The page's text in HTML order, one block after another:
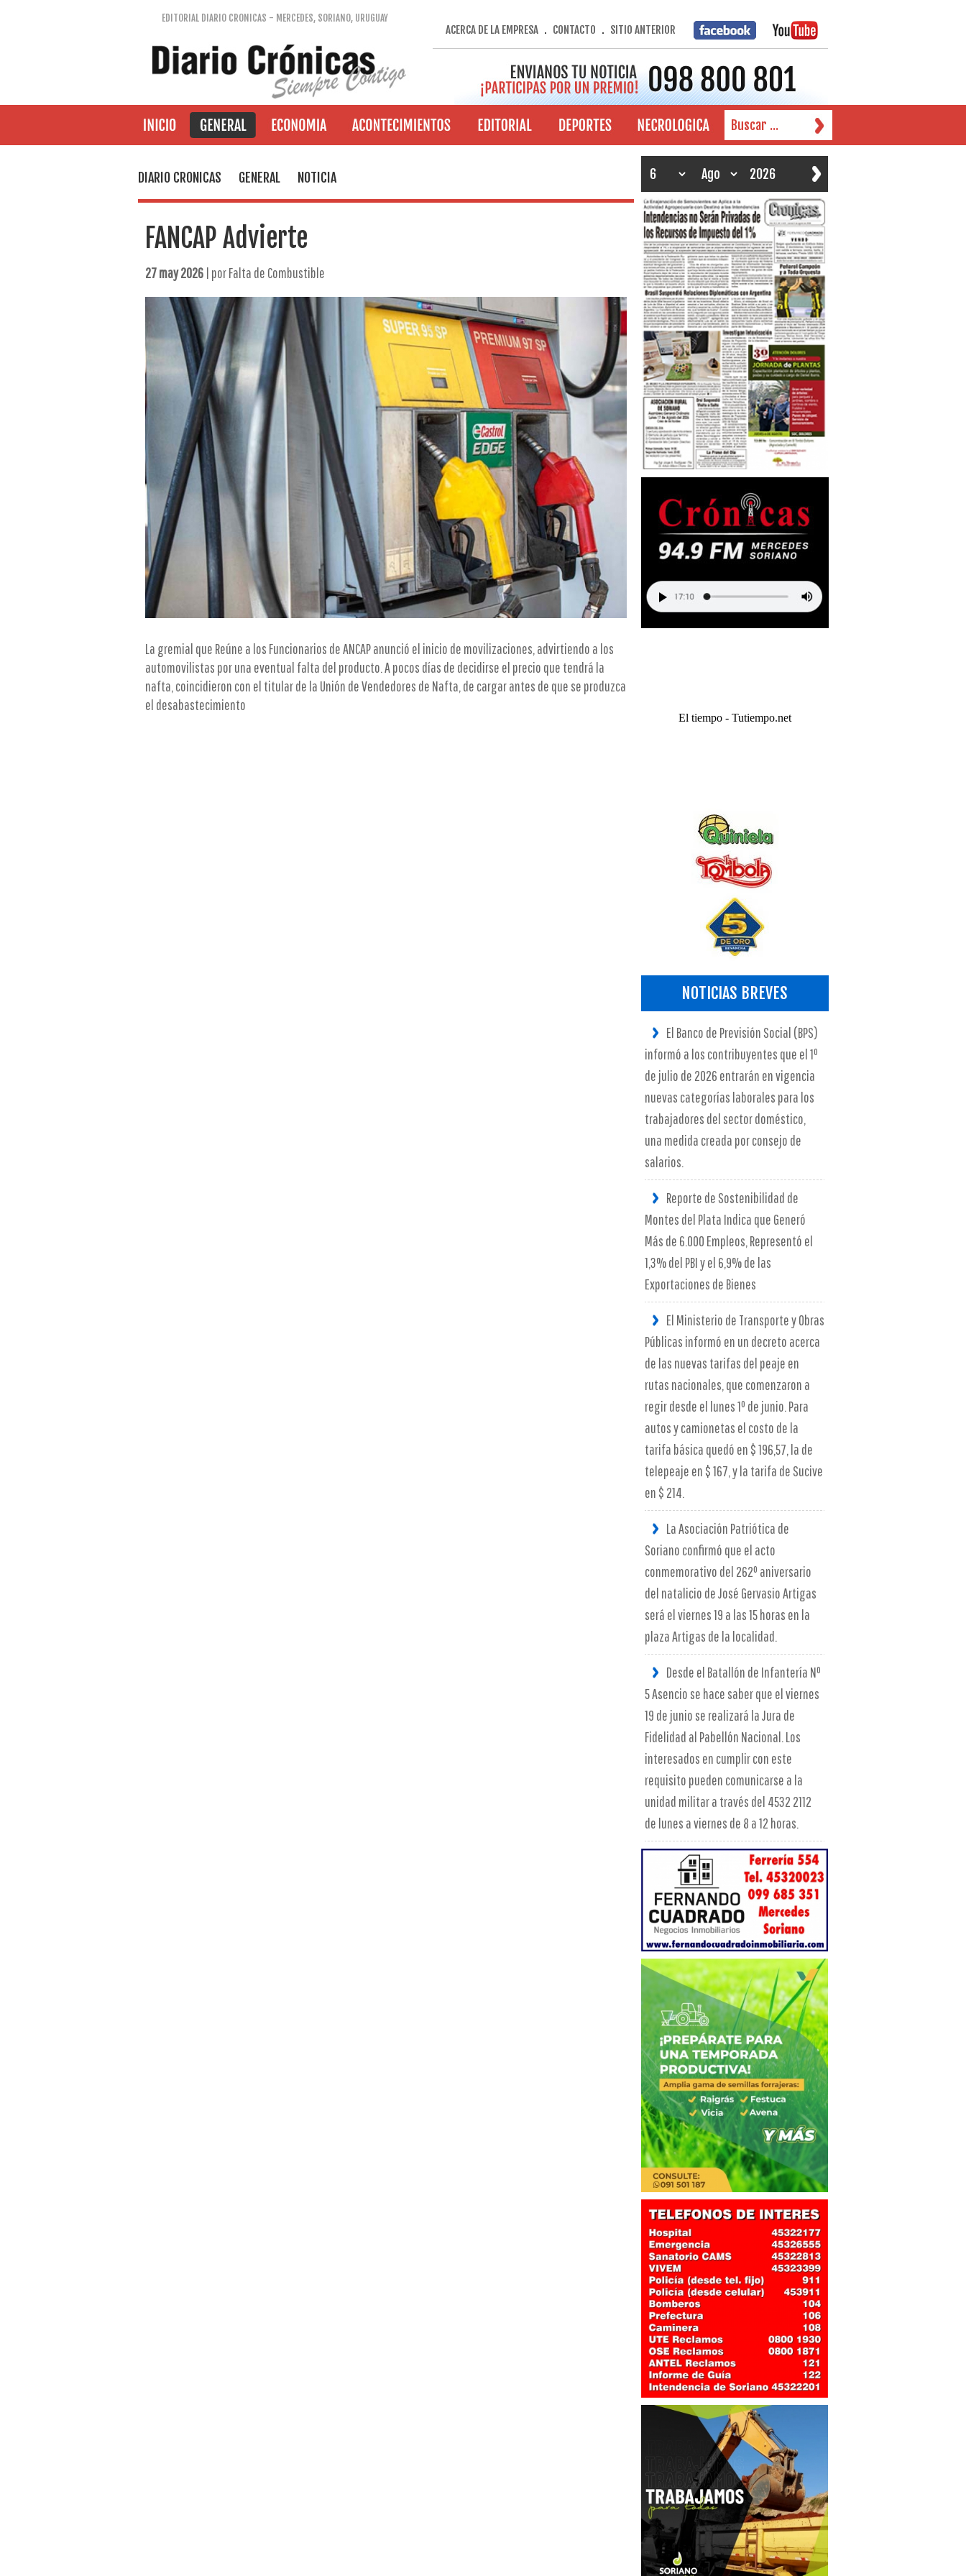
EDITORIAL DIARIO CRONICAS - MERCEDES, SORIANO, URUGUAY
ACERCA DE LA EMPRESA. CONTACTO . SITIO ANTERIOR
DIARIO CRONICAS GENERAL NOTICIA
FANCAP Advierte
27 may 2026| por Falta de Combustible
La gremial que Reúne a los Funcionarios de ANCAP anunció el inicio de movilizaciones, advirtiendo a los
automovilistas por una eventual falta del producto. A pocos días de decidirse el precio que tendrá la
nafta, coincidieron con el titular de la Unión de Vendedores de Nafta, de cargar antes de que se produzca
el desabastecimiento
El tiempo - Tutiempo.net
NOTICIAS BREVES
El Banco de Previsión Social (BPS)
informó a los contribuyentes que el 1º
de julio de 2026 entrarán en vigencia
nuevas categorías laborales para los
trabajadores del sector doméstico,
una medida creada por consejo de
salarios.
Reporte de Sostenibilidad de
Montes del Plata Indica que Generó
Más de 6.000 Empleos, Representó el
1,3% del PBI y el 6,9% de las
Exportaciones de Bienes
El Ministerio de Transporte y Obras
Públicas informó en un decreto acerca
de las nuevas tarifas del peaje en
rutas nacionales, que comenzaron a
regir desde el lunes 1º de junio. Para
autos y camionetas el costo de la
tarifa básica quedó en $ 196,57, la de
telepeaje en $ 167, y la tarifa de Sucive
en $ 214.
La Asociación Patriótica de
Soriano confirmó que el acto
conmemorativo del 262º aniversario
del natalicio de José Gervasio Artigas
será el viernes 19 a las 15 horas en la
plaza Artigas de la localidad.
Desde el Batallón de Infantería Nº
5 Asencio se hace saber que el viernes
19 de junio se realizará la Jura de
Fidelidad al Pabellón Nacional. Los
interesados en cumplir con este
requisito pueden comunicarse a la
unidad militar a través del 4532 2112
de lunes a viernes de 8 a 12 horas.